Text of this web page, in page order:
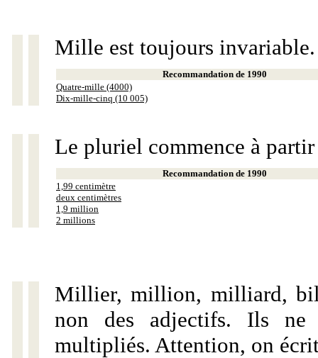
Mille est toujours invariable.
Recommandation de 1990
Quatre-mille (4000)
Dix-mille-cinq (10 005)
Le pluriel commence à
Recommandation de 1990
1,99 centimètre
deux centimètres
1,9 million
2 millions
Millier, million, milliard,
non des adjectifs. Ils ne
multipliés. Attention, on